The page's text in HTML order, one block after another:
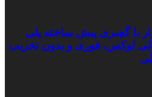
با گچبری پیش ساخته پلی
لوکس، فوری و بدون تخریب